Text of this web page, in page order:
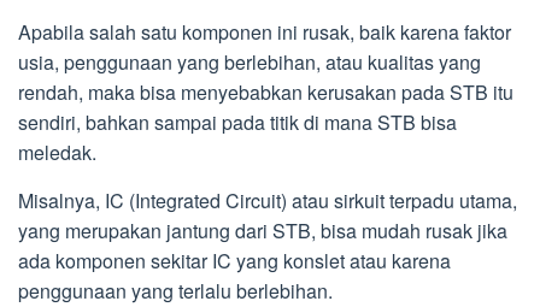
Apabila salah satu komponen ini rusak, baik karena faktor
usia, penggunaan yang berlebihan, atau kualitas yang
rendah, maka bisa menyebabkan kerusakan pada STB itu
sendiri, bahkan sampai pada titik di mana STB bisa
meledak.
Misalnya, IC (Integrated Circuit) atau sirkuit terpadu utama,
yang merupakan jantung dari STB, bisa mudah rusak jika
ada komponen sekitar IC yang konslet atau karena
penggunaan yang terlalu berlebihan.